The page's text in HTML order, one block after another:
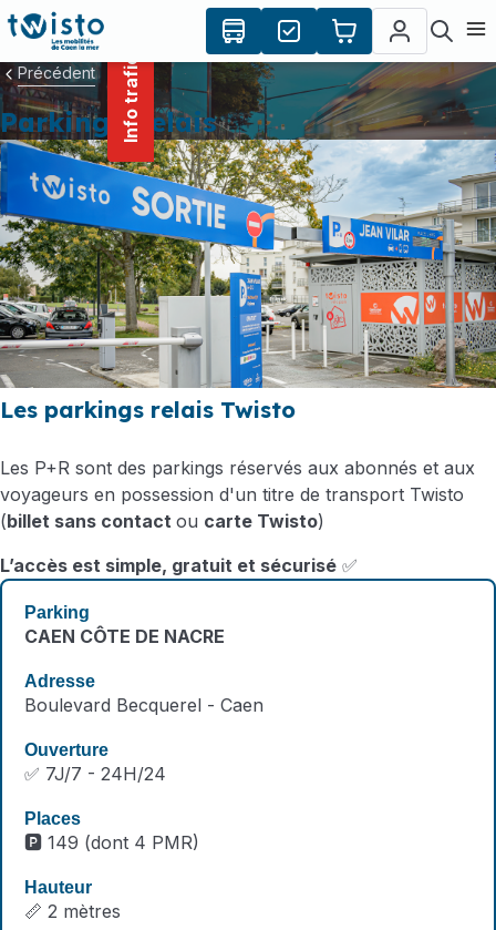
principal
Info trafic
Précédent
Parkings Relais
Les parkings relais Twisto
Les P+R sont des parkings réservés aux abonnés et aux
voyageurs en possession d'un titre de transport Twisto
(billet sans contact ou carte Twisto)
L’accès est simple, gratuit et sécurisé ✅
CAEN CÔTE DE NACRE
Boulevard Becquerel - Caen
✅ 7J/7 - 24H/24
🅿️ 149 (dont 4 PMR)
📏 2 mètres
Panneau de gestion des cookies